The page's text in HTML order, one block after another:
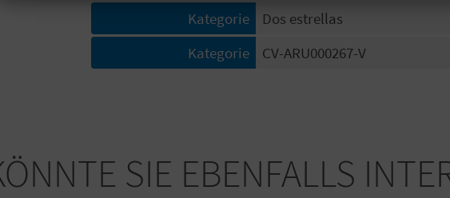
Kategorie
Dos estrellas
Kategorie
CV-ARU000267-V
SIE EBENFALLS